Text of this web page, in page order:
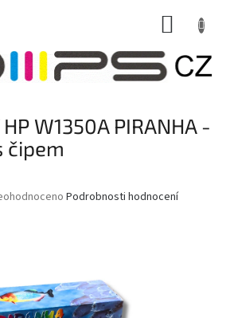
W1350A PIRANHA -
čipem
Podrobnosti hodnocení